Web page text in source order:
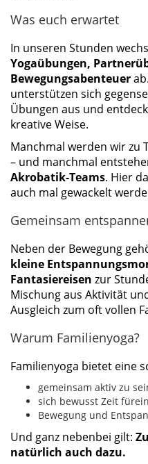
Was euch erwartet
In unseren Stunden
Yogaübungen,
Bewegungsabenteuer
unterstützen sich
Übungen aus und
kreative Weise.
Manchmal werden wir zu
– und manchmal
Akrobatik-Teams. Hier
auch mal gewackelt
Gemeinsam
Neben der Bewegung
kleine
Fantasiereisen zur
Mischung aus Aktivität
Ausgleich zum oft vollen
Warum Familienyoga?
Familienyoga bietet eine
gemeinsam aktiv zu
sich bewusst Zeit
Bewegung und
Und ganz nebenbei gilt:
natürlich auch dazu.